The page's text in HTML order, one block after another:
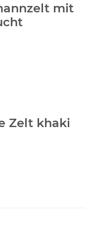
mit
Zelt khaki